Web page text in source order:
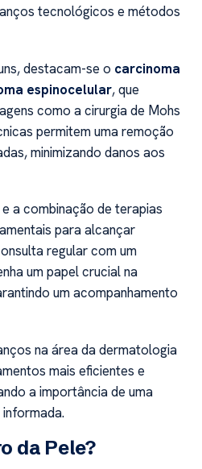
tecnológicos e métodos
destacam-se o carcinoma
espinocelular, que
como a cirurgia de Mohs
permitem uma remoção
minimizando danos aos
a combinação de terapias
para alcançar
regular com um
um papel crucial na
um acompanhamento
na área da dermatologia
mais eficientes e
a importância de uma
da Pele?